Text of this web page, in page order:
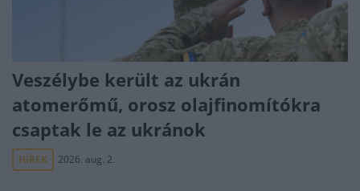
Veszélybe került az ukrán
atomerőmű, orosz olajfinomítókra
csaptak le az ukránok
HÍREK 2026. aug. 2.